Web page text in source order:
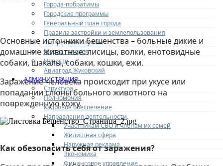
Города-побратимы
Городские программы
Генеральный план города
Правила застройки и землепользования
Экстренные службы
Медиа галерея
Новости
Авиаград Жуковский
АДМИНИСТРАЦИЯ
Структура
Полномочия
Кадровое обеспечение
Направления деятельности
Участникам СВО и членам их семей
Жилищная сфера
Наружная реклама
Экономика
Финансовое управление
Основные источники бешенства – больные дикие и
домашние животные: лисицы, волки, енотовидные
собаки, шакалы, собаки, кошки, ежи.
Заражение человека происходит при укусе или
попадании слюны больного животного на
поврежденную кожу.
Как обезопасить себя от заражения?